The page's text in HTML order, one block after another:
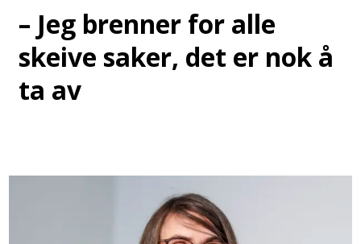
– Jeg brenner for alle
skeive saker, det er nok å
ta av